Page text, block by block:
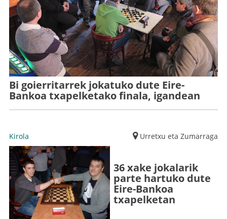
Bi goierritarrek jokatuko dute Eire-
Bankoa txapelketako finala, igandean
Kirola Urretxu eta Zumarraga
36 xake jokalarik
parte hartuko dute
Eire-Bankoa
txapelketan